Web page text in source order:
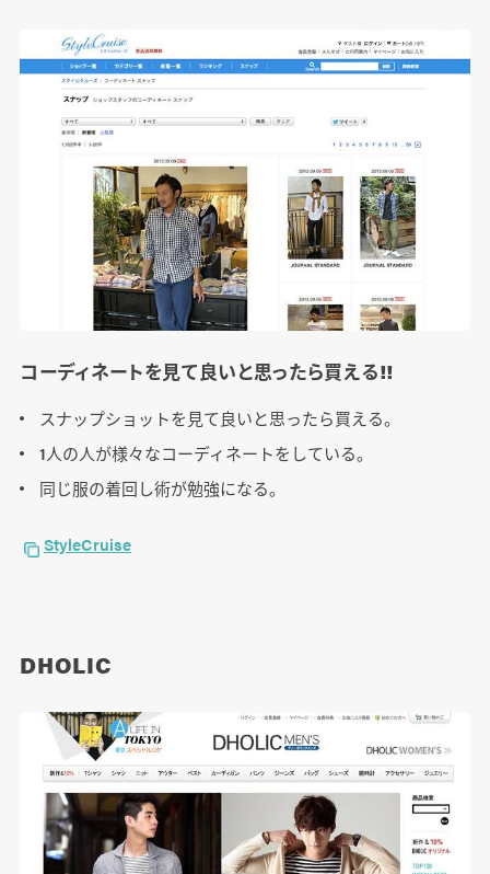
コーディネートを見て良いと思ったら買える!!
スナップショットを見て良いと思ったら買える。
1人の人が様々なコーディネートをしている。
同じ服の着回し術が勉強になる。
StyleCruise
DHOLIC